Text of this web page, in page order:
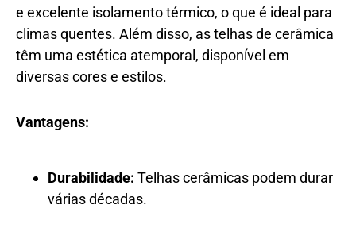
e excelente isolamento térmico, o que é ideal para
climas quentes. Além disso, as telhas de cerâmica
têm uma estética atemporal, disponível em
diversas cores e estilos.
Vantagens:
Durabilidade: Telhas cerâmicas podem durar
várias décadas.